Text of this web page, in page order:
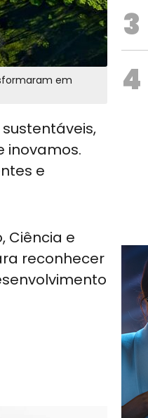
em
inovamos.
e
Ciência e
reconhecer
3
4